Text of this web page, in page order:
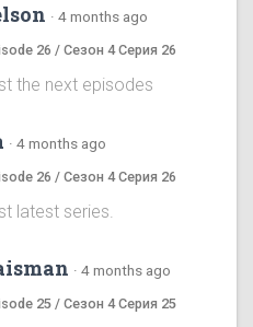
· 4 months ago
26 / Сезон 4 Серия 26
the next episodes
· 4 months ago
26 / Сезон 4 Серия 26
latest series.
· 4 months ago
25 / Сезон 4 Серия 25